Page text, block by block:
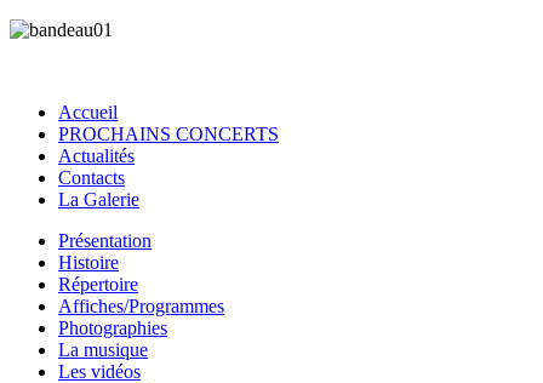
Accueil
PROCHAINS CONCERTS
Actualités
Contacts
La Galerie
Présentation
Histoire
Répertoire
Affiches/Programmes
Photographies
La musique
Les vidéos